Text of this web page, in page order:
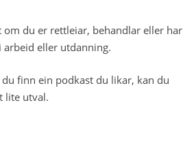
du er rettleiar, behandlar eller har
eller utdanning.
finn ein podkast du likar, kan du
lite utval.